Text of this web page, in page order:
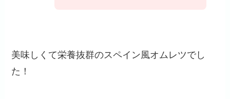
美味しくて栄養抜群のスペイン風オムレツでし
た！